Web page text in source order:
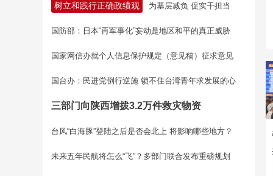
树立和践行正确政绩观 为基层减负 促实干担当
国防部：日本“再军事化”妄动是地区和平的真正威胁
国家网信办就个人信息保护规定（意见稿）征求意见
国台办：民进党倒行逆施 锁不住台湾青年求发展的心
三部门向陕西增拨3.2万件救灾物资
台风“白海豚”登陆之后是否会北上 将影响哪些地方？
未来五年民航将怎么“飞”？多部门联合发布重磅规划